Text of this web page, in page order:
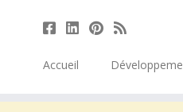
Accueil